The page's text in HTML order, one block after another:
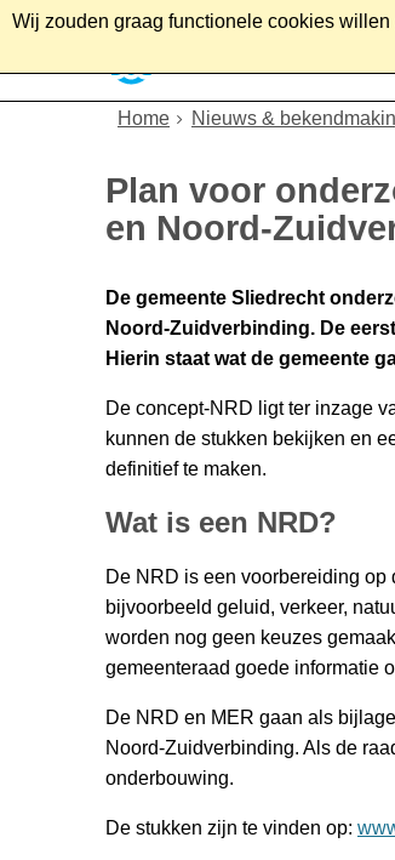
Wij zouden graag functionele cookies
Home Nieuws &
Plan voor
en Noord-
De gemeente Sliedrecht
Noord-Zuidverbinding. De
Hierin staat wat de gemeente
De concept-NRD ligt ter inzage
kunnen de stukken bekijken en
definitief te maken.
Wat is een NRD?
De NRD is een voorbereiding op
bijvoorbeeld geluid, verkeer,
worden nog geen keuzes
gemeenteraad goede informatie
De NRD en MER gaan als
Noord-Zuidverbinding. Als de
onderbouwing.
De stukken zijn te vinden op: